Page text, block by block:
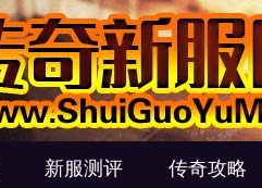
新服测评 传奇攻略